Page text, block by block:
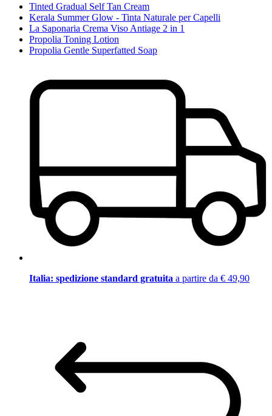
Tinted Gradual Self Tan Cream
Kerala Summer Glow - Tinta Naturale per Capelli
La Saponaria Crema Viso Antiage 2 in 1
Propolia Toning Lotion
Propolia Gentle Superfatted Soap
Italia: spedizione standard gratuita a partire da € 49,90